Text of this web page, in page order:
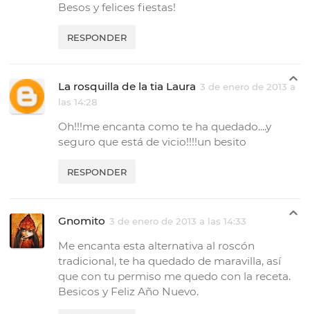
Besos y felices fiestas!
RESPONDER
La rosquilla de la tia Laura 3 de enero de 2013 a
las 14:28
Oh!!!me encanta como te ha quedado....y
seguro que está de vicio!!!!un besito
RESPONDER
Gnomito 3 de enero de 2013 a las 14:33
Me encanta esta alternativa al roscón
tradicional, te ha quedado de maravilla, así
que con tu permiso me quedo con la receta.
Besicos y Feliz Año Nuevo.